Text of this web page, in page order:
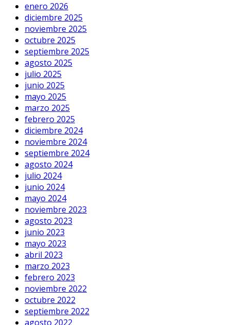
enero 2026
diciembre 2025
noviembre 2025
octubre 2025
septiembre 2025
agosto 2025
julio 2025
junio 2025
mayo 2025
marzo 2025
febrero 2025
diciembre 2024
noviembre 2024
septiembre 2024
agosto 2024
julio 2024
junio 2024
mayo 2024
noviembre 2023
agosto 2023
junio 2023
mayo 2023
abril 2023
marzo 2023
febrero 2023
noviembre 2022
octubre 2022
septiembre 2022
agosto 2022